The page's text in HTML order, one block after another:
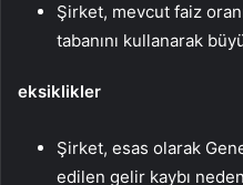
Şirket, mevcut faiz
tabanını kullanarak
eksiklikler
Şirket, esas olarak
edilen gelir kaybı